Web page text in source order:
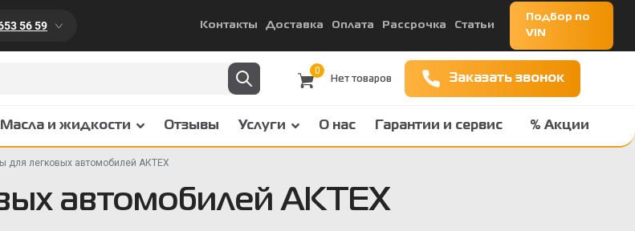
56 59 Контакты Доставка Оплата Рассрочка Статьи
Подбор по
VIN
0
Заказать звонок
Масла и жидкости Отзывы Услуги О нас Гарантии и сервис % Акции
для легковых автомобилей АКТЕХ
автомобилей АКТЕХ